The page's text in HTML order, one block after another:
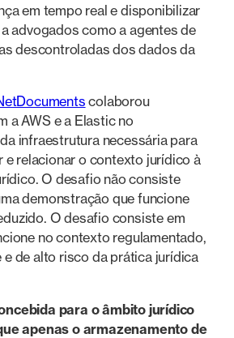
em tempo real e disponibilizar
advogados como a agentes de
descontroladas dos dados da
colaborou
a AWS e a Elastic no
infraestrutura necessária para
e relacionar o contexto jurídico à
O desafio não consiste
demonstração que funcione
O desafio consiste em
no contexto regulamentado,
e de alto risco da prática jurídica
para o âmbito jurídico
apenas o armazenamento de